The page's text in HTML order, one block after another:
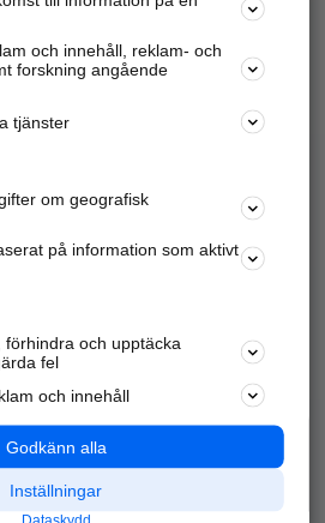
platser.
företagsinfo mm.
Marknadsför företaget
Kom igång och annonsera mot
samarbetspartners nära dig.
Populära sökningar
Annonsera
Integritet
Nödnummer
och innehåll, reklam- och
forskning angående
tjänster
om geografisk
på information som aktivt
och upptäcka
fel
och innehåll
Godkänn alla
Inställningar
Dataskydd